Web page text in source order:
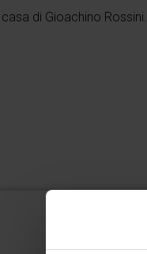
di Gioachino